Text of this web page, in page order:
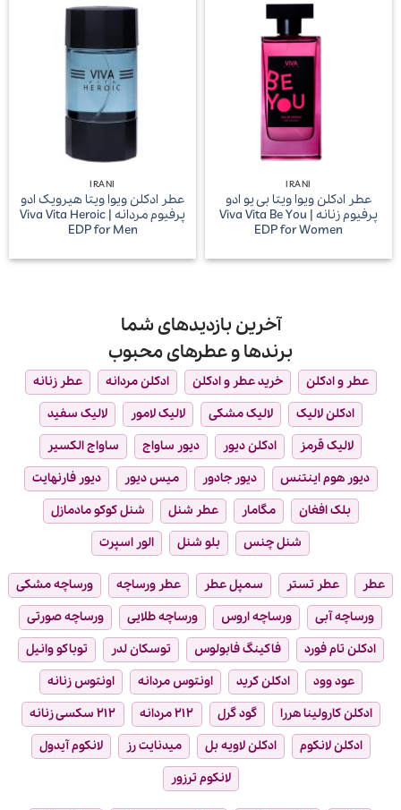
IRANI
عطر ادکلن ویوا ویتا بی یو ادو
پرفیوم زنانه | Viva Vita Be You
EDP for Women
IRANI
عطر ادکلن ویوا ویتا هیرویک ادو
پرفیوم مردانه | Viva Vita Heroic
EDP for Men
آخرین بازدیدهای شما
برندها و عطرهای محبوب
عطر و ادکلن خرید عطر و ادکلن ادکلن مردانه
عطر زنانه
ادکلن لالیک
لالیک مشکی لالیک لامور
لالیک سفید
لالیک قرمز
ادکلن دیور دیور ساواج
ساواج الکسیر
دیور هوم اینتنس
دیور جادور میس دیور
دیور فارنهایت
بلک افغان
مگامار عطر شنل
شنل کوکو مادمازل
شنل چنس
بلو شنل الور اسپرت
عطر عطر تستر سمپل عطر عطر ورساچه
ورساچه مشکی
ورساچه آبی
ورساچه اروس ورساچه طلایی
ورساچه صورتی
ادکلن تام فورد
فاکینگ فابولوس توسکان لدر
توباکو وانیل
عود وود
ادکلن کرید اونتوس مردانه
اونتوس زنانه
ادکلن کارولینا هررا
گود گرل ۲۱۲ مردانه
۲۱۲ سکسی زنانه
ادکلن لانکوم
ادکلن لاویه بل میدنایت رز
لانکوم آیدول
لانکوم ترزور